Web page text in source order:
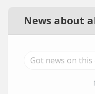
News about